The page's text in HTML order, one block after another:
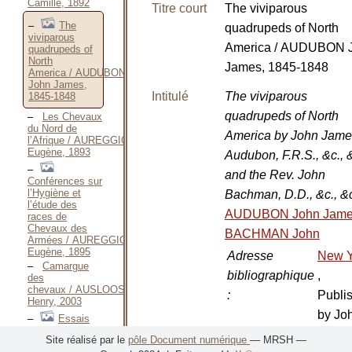
Camille, 1892
The
viviparous
quadrupeds of
North
America / AUDUBON
John James,
1845-1848
Les Chevaux
du Nord de
l’Afrique / AUREGGIO
Eugène, 1893
Conférences sur
l’Hygiène et
l’étude des
races de
Chevaux des
Armées / AUREGGIO
Eugène, 1895
Camargue
des
chevaux / AUSLOOS
Henry, 2003
Essais
naturelle des
Titre court
The viviparous
quadrupeds of North
America / AUDUBON
James, 1845-1848
Intitulé
The viviparous
quadrupeds of North
America by John
Audubon, F.R.S., &c.,
and the Rev. John
Bachman, D.D., &c.,
AUDUBON John
BACHMAN John
Adresse
bibliographique
:
New
,
by
Site réalisé par le pôle Document numérique — MRSH —